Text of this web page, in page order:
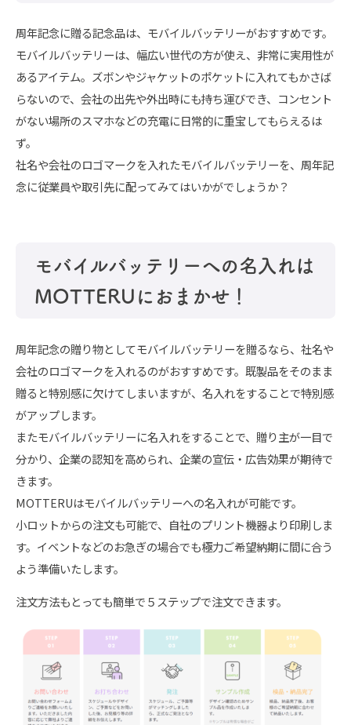
周年記念に贈る記念品は、モバイルバッテリーがおすすめです。
モバイルバッテリーは、幅広い世代の方が使え、非常に実用性が
あるアイテム。ズボンやジャケットのポケットに入れてもかさば
らないので、会社の出先や外出時にも持ち運びでき、コンセント
がない場所のスマホなどの充電に日常的に重宝してもらえるは
ず。
社名や会社のロゴマークを入れたモバイルバッテリーを、周年記
念に従業員や取引先に配ってみてはいかがでしょうか？
モバイルバッテリーへの名入れは
MOTTERUにおまかせ！
周年記念の贈り物としてモバイルバッテリーを贈るなら、社名や
会社のロゴマークを入れるのがおすすめです。既製品をそのまま
贈ると特別感に欠けてしまいますが、名入れをすることで特別感
がアップします。
またモバイルバッテリーに名入れをすることで、贈り主が一目で
分かり、企業の認知を高められ、企業の宣伝・広告効果が期待で
きます。
MOTTERUはモバイルバッテリーへの名入れが可能です。
小ロットからの注文も可能で、自社のプリント機器より印刷しま
す。イベントなどのお急ぎの場合でも極力ご希望納期に間に合う
よう準備いたします。
注文方法もとっても簡単で５ステップで注文できます。